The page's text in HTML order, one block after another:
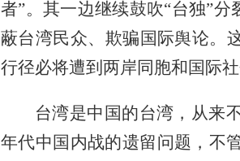
者”。其一边继续鼓吹“台独”
蔽台湾民众、欺骗国际舆论。
行径必将遭到两岸同胞和国际
台湾是中国的台湾，从来
年代中国内战的遗留问题，不